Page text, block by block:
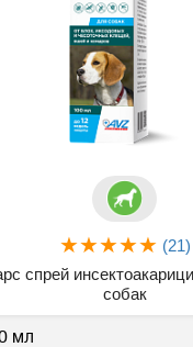
(21)
спрей
собак